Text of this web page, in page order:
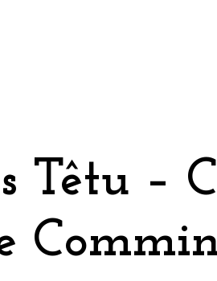
Têtu –